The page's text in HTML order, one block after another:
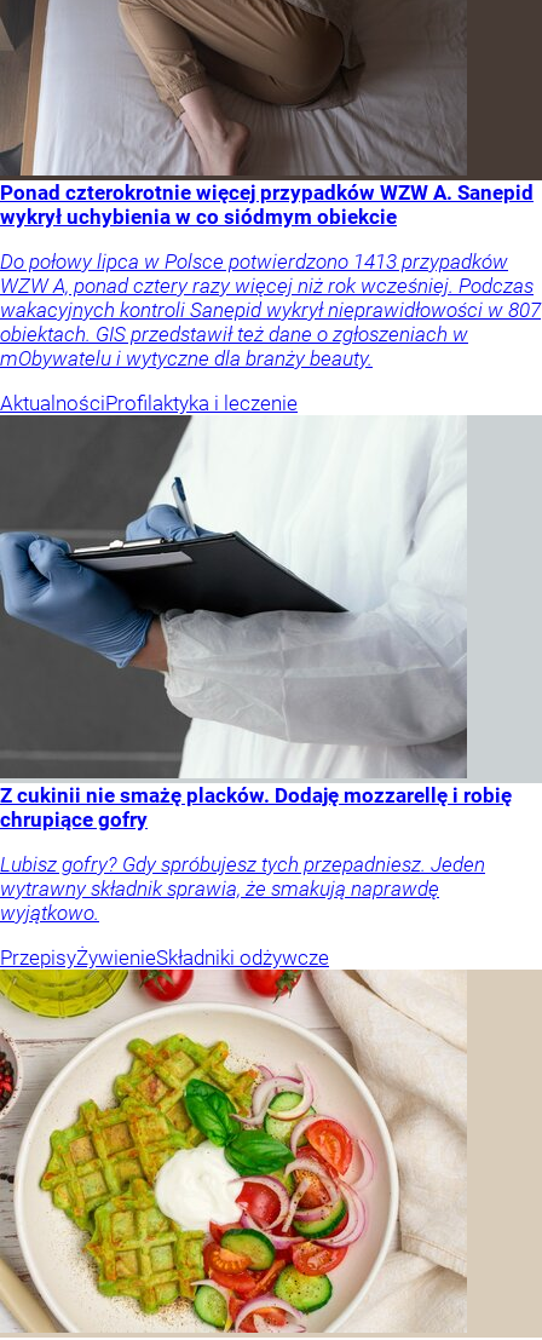
Ponad czterokrotnie więcej przypadków WZW A. Sanepid
wykrył uchybienia w co siódmym obiekcie
Do połowy lipca w Polsce potwierdzono 1413 przypadków
WZW A, ponad cztery razy więcej niż rok wcześniej. Podczas
wakacyjnych kontroli Sanepid wykrył nieprawidłowości w 807
obiektach. GIS przedstawił też dane o zgłoszeniach w
mObywatelu i wytyczne dla branży beauty.
AktualnościProfilaktyka i leczenie
Z cukinii nie smażę placków. Dodaję mozzarellę i robię
chrupiące gofry
Lubisz gofry? Gdy spróbujesz tych przepadniesz. Jeden
wytrawny składnik sprawia, że smakują naprawdę
wyjątkowo.
PrzepisyŻywienieSkładniki odżywcze